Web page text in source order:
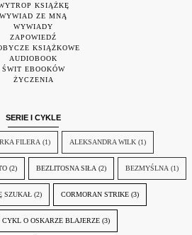
KSIĄŻKĘ
WYWIAD ZE MNĄ
WYWIADY
ZAPOWIEDŹ
KSIĄŻKOWE
AUDIOBOOK
ŚWIT EBOOKÓW
ŻYCZENIA
SERIE I CYKLE
FILERA (1) ALEKSANDRA WILK (1)
(2) BEZLITOSNA SIŁA (2) BEZMYŚLNA (1)
SZUKAŁ (2) CORMORAN STRIKE (3)
CYKL O OSKARZE BLAJERZE (3)